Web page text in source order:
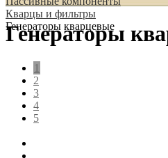
Кварцы и фильтры
Генераторы кварцевые
Генераторы
1
2
3
4
5